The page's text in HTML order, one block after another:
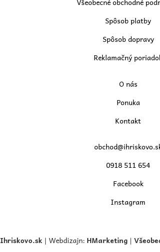
Spôsob platby
Spôsob dopravy
Reklamačný
O nás
Ponuka
Kontakt
0918 511 654
Facebook
Instagram
Ihriskovo.sk| Webdizajn: HMarketing |